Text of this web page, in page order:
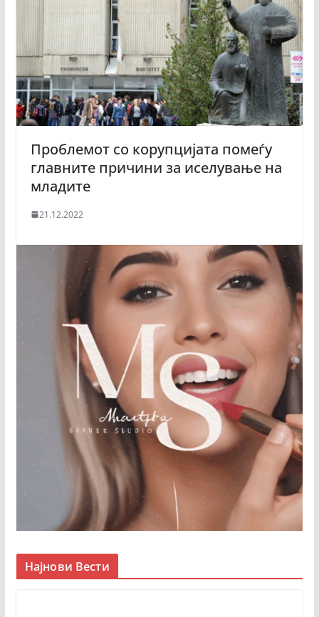
Проблемот со корупцијата помеѓу
главните причини за иселување на
младите
21.12.2022
Најнови Вести